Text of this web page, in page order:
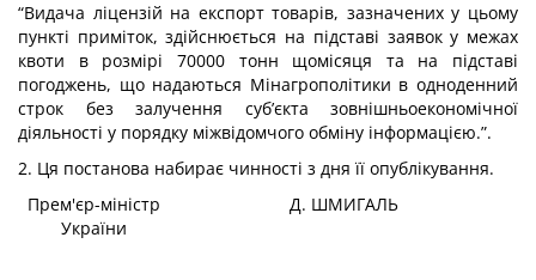
“Видача ліцензій на експорт товарів, зазначених у цьому
пункті приміток, здійснюється на підставі заявок у межах
квоти в розмірі 70000 тонн щомісяця та на підставі
погоджень, що надаються Мінагрополітики в одноденний
строк без залучення суб’єкта зовнішньоекономічної
діяльності у порядку міжвідомчого обміну інформацією.”.
2. Ця постанова набирає чинності з дня її опублікування.
Прем'єр-міністр
України
Д. ШМИГАЛЬ